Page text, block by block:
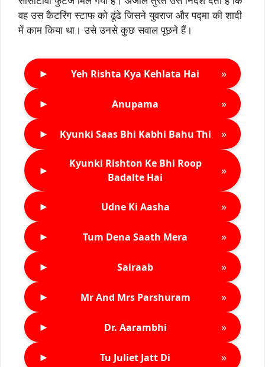
वह उस कैटरिंग स्टाफ को ढूंढे जिसने युवराज और पद्मा की शादी
में काम किया था। उसे उनसे कुछ सवाल पूछने हैं।
► Yeh Rishta Kya Kehlata Hai »
► Anupama »
► Kyunki Saas Bhi Kabhi Bahu Thi »
►
Kyunki Rishton Ke Bhi Roop
Badalte Hai
»
► Udne Ki Aasha »
► Tum Dena Saath Mera »
► Sairaab »
► Mr And Mrs Parshuram »
► Dr. Aarambhi »
► Tu Juliet Jatt Di »